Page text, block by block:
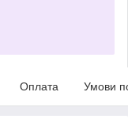
Оплата Умови